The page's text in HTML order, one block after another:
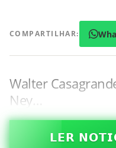
COMPARTILHAR:
Walter
Ney…
𝗟𝗘𝗥